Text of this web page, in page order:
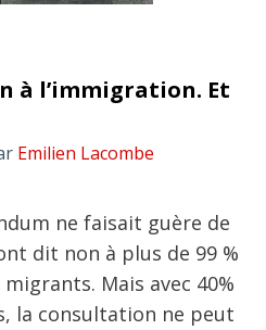
à l’immigration. Et
Emilien Lacombe
ne faisait guère de
dit non à plus de 99 %
Mais avec 40%
la consultation ne peut